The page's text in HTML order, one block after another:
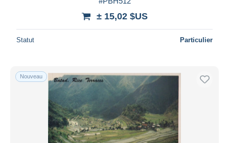
± 15,02 $US
Statut Particulier
Nouveau